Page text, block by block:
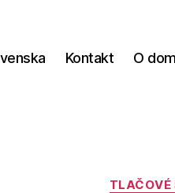
Kontakt O
TLAČOVÉ